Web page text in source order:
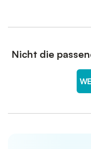
Nicht die